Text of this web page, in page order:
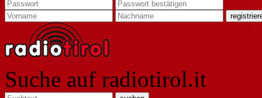
Suche auf radiotirol.it